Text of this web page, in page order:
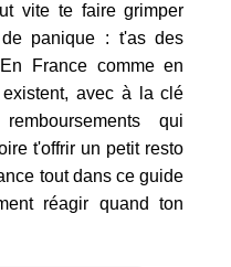
vite te faire grimper
panique : t'as des
France comme en
avec à la clé
qui
t'offrir un petit resto
tout dans ce guide
réagir quand ton